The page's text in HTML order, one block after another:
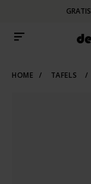
HOME / TAFELS /